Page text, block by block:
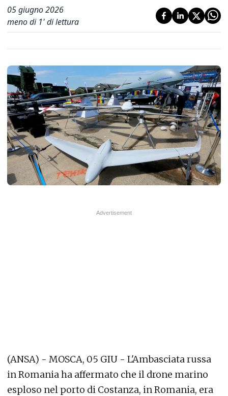
05 giugno 2026
meno di 1' di lettura
(ANSA) - MOSCA, 05 GIU - L'Ambasciata russa
in Romania ha affermato che il drone marino
esploso nel porto di Costanza, in Romania, era